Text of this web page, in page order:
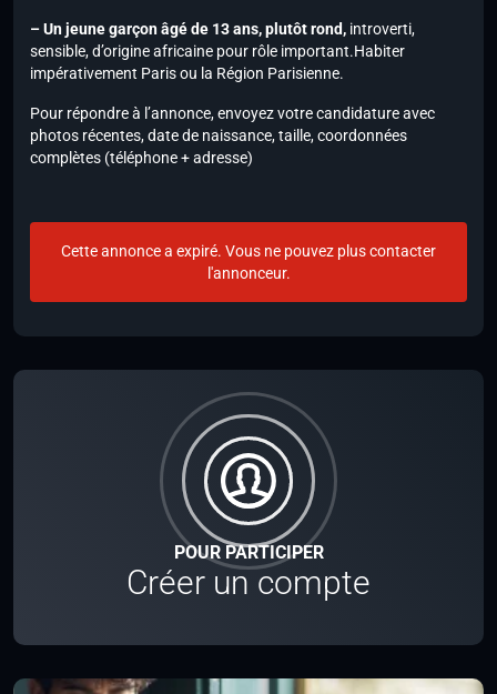
POUR PARTICIPER
Créer un compte
– Un jeune garçon âgé de 13 ans, plutôt rond, introverti,
sensible, d’origine africaine pour rôle important.Habiter
impérativement Paris ou la Région Parisienne.
Pour répondre à l’annonce, envoyez votre candidature avec
photos récentes, date de naissance, taille, coordonnées
complètes (téléphone + adresse)
Cette annonce a expiré. Vous ne pouvez plus contacter
l'annonceur.